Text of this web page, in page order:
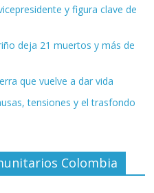
y figura clave de
deja 21 muertos y más de
que vuelve a dar vida
tensiones y el trasfondo
Colombia